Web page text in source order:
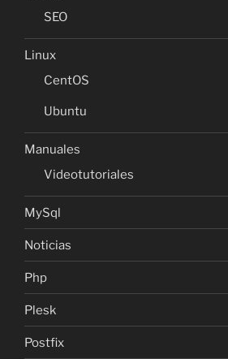
SEO
Linux
CentOS
Ubuntu
Manuales
Videotutoriales
MySql
Noticias
Php
Plesk
Postfix